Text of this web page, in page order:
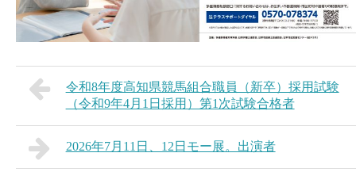
令和8年度高知県競馬組合職員（新卒）採用試験
（令和9年4月1日採用）第1次試験合格者
2026年7月11日、12日モー展。出演者